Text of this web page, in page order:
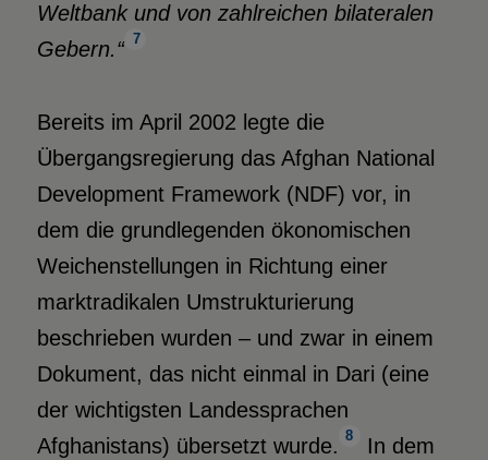
Weltbank und von zahlreichen bilateralen
Gebern.“ 7
Bereits im April 2002 legte die
Übergangsregierung das Afghan National
Development Framework (NDF) vor, in
dem die grundlegenden ökonomischen
Weichenstellungen in Richtung einer
marktradikalen Umstrukturierung
beschrieben wurden – und zwar in einem
Dokument, das nicht einmal in Dari (eine
der wichtigsten Landessprachen
Afghanistans) übersetzt wurde. 8
In dem